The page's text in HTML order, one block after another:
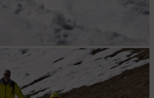
: Hélène à la descente